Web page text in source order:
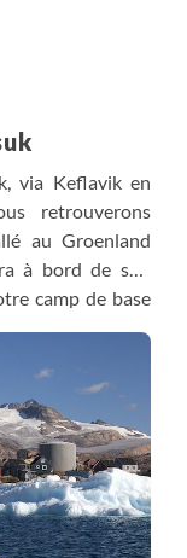
via Keflavik en
retrouverons
au Groenland
à bord de son
camp de base
premier contact
les premiers
exceptionnelle
comme de
fois au village,
maison et
plongées.